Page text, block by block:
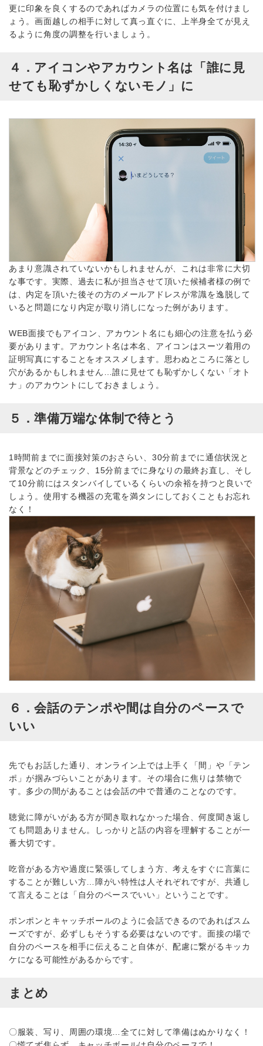
更に印象を良くするのであればカメラの位置にも気を付けまし
ょう。画面越しの相手に対して真っ直ぐに、上半身全てが見え
るように角度の調整を行いましょう。
４．アイコンやアカウント名は「誰に見
せても恥ずかしくないモノ」に
あまり意識されていないかもしれませんが、これは非常に大切
な事です。実際、過去に私が担当させて頂いた候補者様の例で
は、内定を頂いた後その方のメールアドレスが常識を逸脱して
いると問題になり内定が取り消しになった例があります。
WEB面接でもアイコン、アカウント名にも細心の注意を払う必
要があります。アカウント名は本名、アイコンはスーツ着用の
証明写真にすることをオススメします。思わぬところに落とし
穴があるかもしれません…誰に見せても恥ずかしくない「オト
ナ」のアカウントにしておきましょう。
５．準備万端な体制で待とう
1時間前までに面接対策のおさらい、30分前までに通信状況と
背景などのチェック、15分前までに身なりの最終お直し、そし
て10分前にはスタンバイしているくらいの余裕を持つと良いで
しょう。使用する機器の充電を満タンにしておくこともお忘れ
なく！
６．会話のテンポや間は自分のペースで
いい
先でもお話した通り、オンライン上では上手く「間」や「テン
ポ」が掴みづらいことがあります。その場合に焦りは禁物で
す。多少の間があることは会話の中で普通のことなのです。
聴覚に障がいがある方が聞き取れなかった場合、何度聞き返し
ても問題ありません。しっかりと話の内容を理解することが一
番大切です。
吃音がある方や過度に緊張してしまう方、考えをすぐに言葉に
することが難しい方…障がい特性は人それぞれですが、共通し
て言えることは「自分のペースでいい」ということです。
ポンポンとキャッチボールのように会話できるのであればスム
ーズですが、必ずしもそうする必要はないのです。面接の場で
自分のペースを相手に伝えること自体が、配慮に繋がるキッカ
ケになる可能性があるからです。
まとめ
〇服装、写り、周囲の環境…全てに対して準備はぬかりなく！